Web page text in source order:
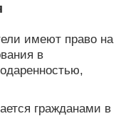
имеют право на
в
гражданами в